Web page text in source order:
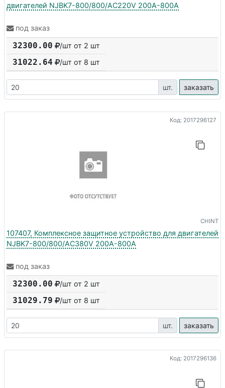
двигателей NJBK7-800/800/AC220V 200A-800A
под заказ
32300.00 /шт от 2 шт
31022.64 /шт от 8 шт
шт. заказать
Код: 2017296127
CHINT
107407, Комплексное защитное устройство для двигателей
NJBK7-800/800/AC380V 200A-800A
под заказ
32300.00 /шт от 2 шт
31029.79 /шт от 8 шт
шт. заказать
Код: 2017296136